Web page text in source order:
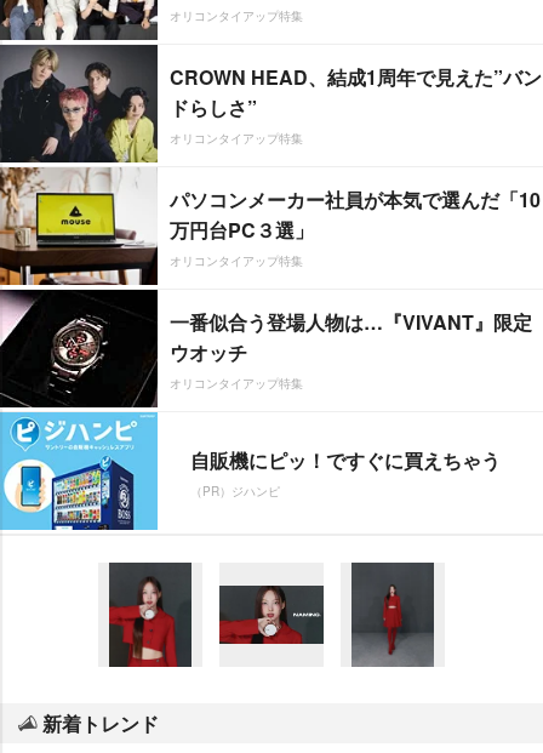
オリコンタイアップ特集
CROWN HEAD、結成1周年で見えた”バン
ドらしさ”
オリコンタイアップ特集
パソコンメーカー社員が本気で選んだ「10
万円台PC３選」
オリコンタイアップ特集
一番似合う登場人物は…『VIVANT』限定
ウオッチ
オリコンタイアップ特集
自販機にピッ！ですぐに買えちゃう
（PR）ジハンピ
新着トレンド